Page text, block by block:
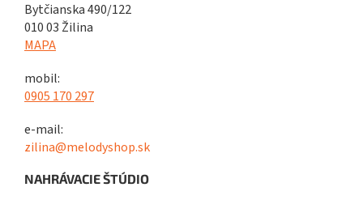
Bytčianska 490/122
010 03 Žilina
MAPA
mobil:
0905 170 297
e-mail:
zilina@melodyshop.sk
NAHRÁVACIE ŠTÚDIO